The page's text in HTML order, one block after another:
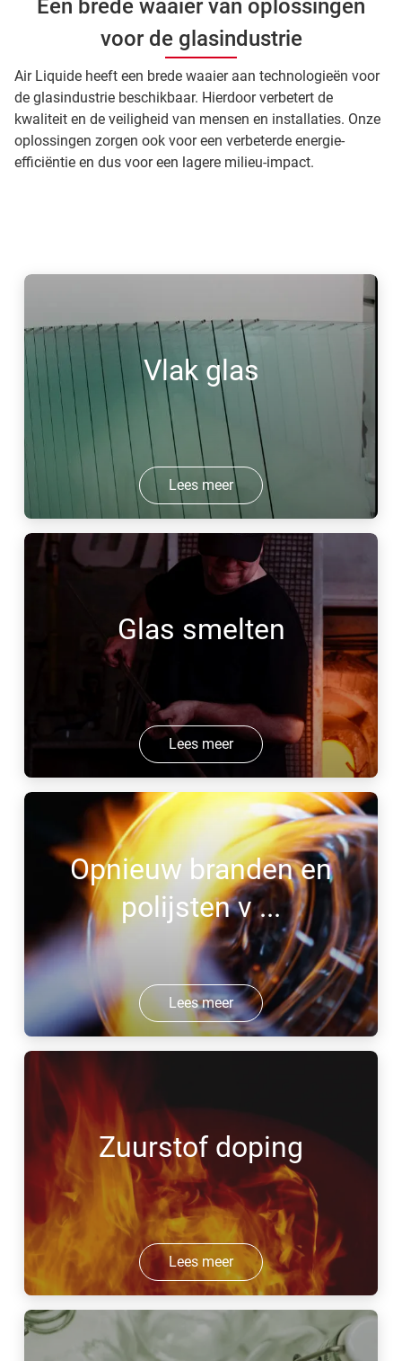
Een brede waaier van oplossingen
voor de glasindustrie
Air Liquide heeft een brede waaier aan technologieën voor
de glasindustrie beschikbaar. Hierdoor verbetert de
kwaliteit en de veiligheid van mensen en installaties. Onze
oplossingen zorgen ook voor een verbeterde energie-
efficiëntie en dus voor een lagere milieu-impact.
Vlak glas
Lees meer
Glas smelten
Lees meer
Opnieuw branden en
polijsten v ...
Lees meer
Zuurstof doping
Lees meer